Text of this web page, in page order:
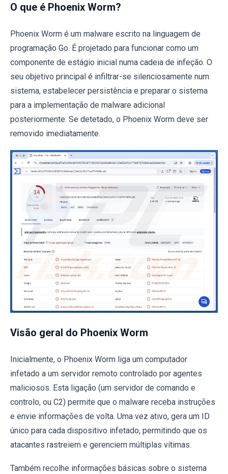
O que é Phoenix Worm?
Phoenix Worm é um malware escrito na linguagem de
programação Go. É projetado para funcionar como um
componente de estágio inicial numa cadeia de infeção. O
seu objetivo principal é infiltrar-se silenciosamente num
sistema, estabelecer persistência e preparar o sistema
para a implementação de malware adicional
posteriormente. Se detetado, o Phoenix Worm deve ser
removido imediatamente.
Visão geral do Phoenix Worm
Inicialmente, o Phoenix Worm liga um computador
infetado a um servidor remoto controlado por agentes
maliciosos. Esta ligação (um servidor de comando e
controlo, ou C2) permite que o malware receba instruções
e envie informações de volta. Uma vez ativo, gera um ID
único para cada dispositivo infetado, permitindo que os
atacantes rastreiem e gerenciem múltiplas vítimas.
Também recolhe informações básicas sobre o sistema